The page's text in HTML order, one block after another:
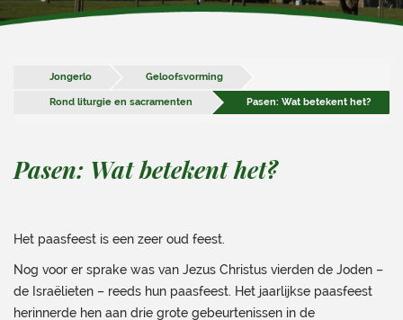
Jongerlo Geloofsvorming
Rond liturgie en sacramenten Pasen: Wat betekent het?
Pasen: Wat betekent het?
Het paasfeest is een zeer oud feest.
Nog voor er sprake was van Jezus Christus vierden de Joden –
de Israëlieten – reeds hun paasfeest. Het jaarlijkse paasfeest
herinnerde hen aan drie grote gebeurtenissen in de